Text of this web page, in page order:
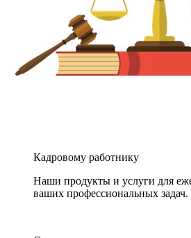
Кадровому работнику
Наши продукты и услуги для
ваших профессиональных задач.